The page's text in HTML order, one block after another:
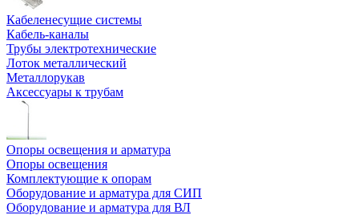
Кабеленесущие системы
Кабель-каналы
Трубы электротехнические
Лоток металлический
Металлорукав
Аксессуары к трубам
Опоры освещения и арматура
Опоры освещения
Комплектующие к опорам
Оборудование и арматура для СИП
Оборудование и арматура для ВЛ